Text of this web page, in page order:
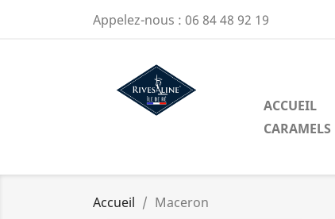
Appelez-nous : 06 84 48 92 19
ACCUEIL
CARAMELS
Accueil Maceron